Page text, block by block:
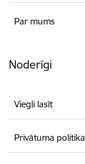
Par mums
Noderīgi
Viegli lasīt
Privātuma politika